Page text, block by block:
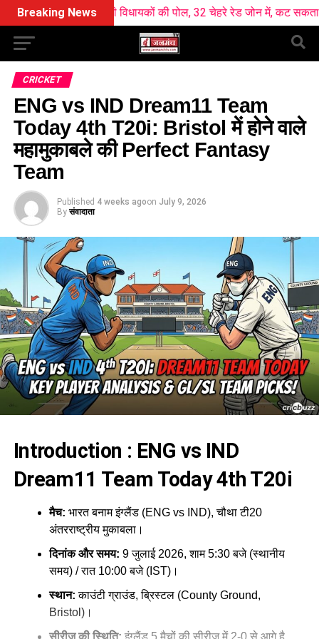
Breaking News
खोली विधायकों की पोल, 32 चेहरे रेड जोन में, कट सकता है कई का टिकट !
CRICKET
ENG vs IND Dream11 Team
Today 4th T20i: Bristol में होने वाले
महामुकाबले की Perfect Fantasy
Team
Published 4 weeks agoon July 9, 2026
By संवादाता
Introduction : ENG vs IND
Dream11 Team Today 4th T20i
मैच: भारत बनाम इंग्लैंड (ENG vs IND), चौथा टी20
अंतरराष्ट्रीय मुकाबला।
दिनांक और समय: 9 जुलाई 2026, शाम 5:30 बजे (स्थानीय
समय) / रात 10:00 बजे (IST)।
स्थान: काउंटी ग्राउंड, ब्रिस्टल (County Ground,
Bristol)।